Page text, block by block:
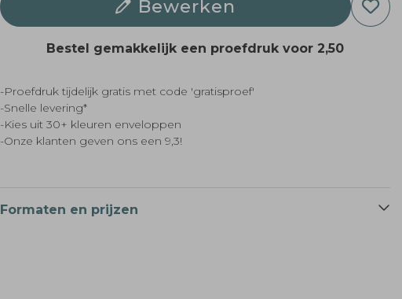
Bewerken
Bestel gemakkelijk een proefdruk voor 2,50
-Proefdruk tijdelijk gratis met code 'gratisproef'
-Snelle levering*
-Kies uit 30+ kleuren enveloppen
-Onze klanten geven ons een 9,3!
Formaten en prijzen